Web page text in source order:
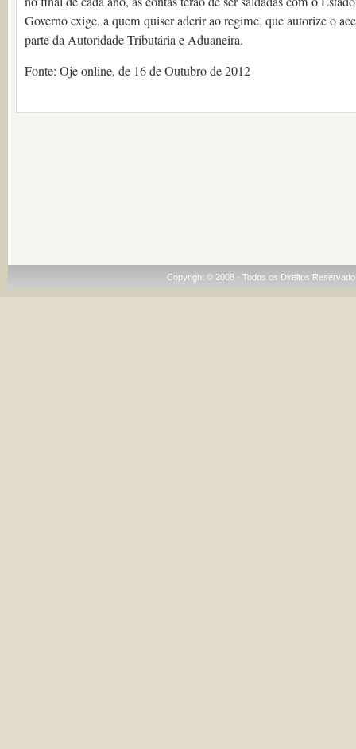
Governo exige, a quem quiser aderir ao regime, que autorize o
parte da Autoridade Tributária e Aduaneira.
Fonte: Oje online, de 16 de Outubro de 2012
Copyright © 2008 · Todos os Direitos